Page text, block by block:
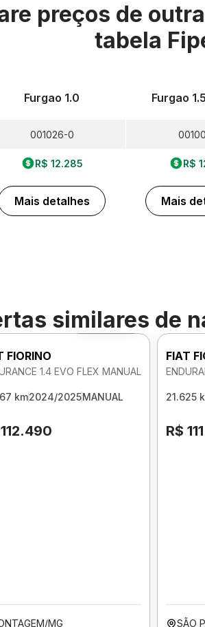
preços de
tabela
Furgao 1.0
001026-0
R$ 12.285
Mais detalhes
Furgao
R$
Mais
similares de
Foto 360º
FIORINO
1.4 EVO FLEX MANUAL
km2024/2025MANUAL
MG
FIAT
21.625
R$
SÃO